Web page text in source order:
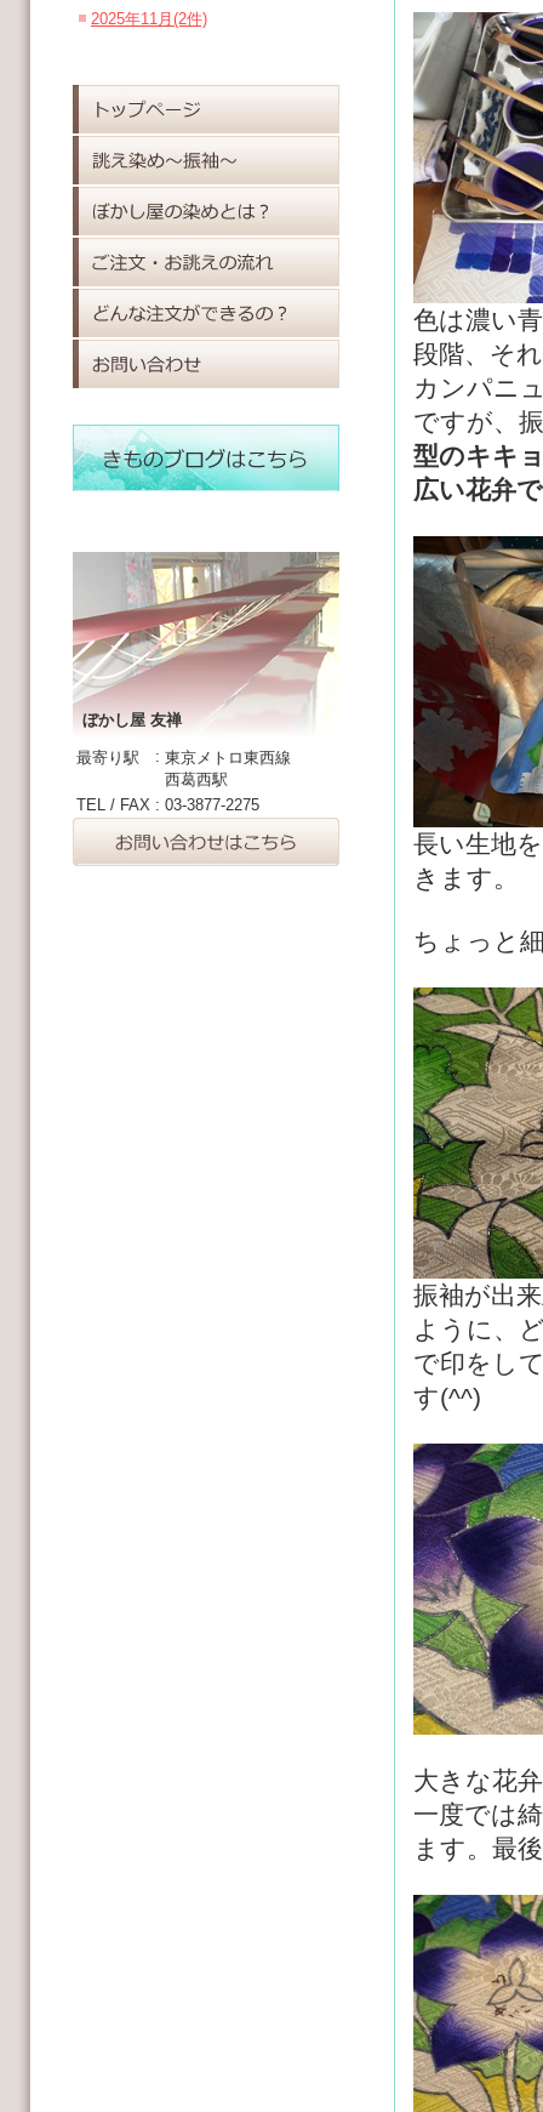
2025年11月(2件)
ぼかし屋 友禅
最寄り駅 : 東京メトロ東西線
西葛西駅
TEL / FAX : 03-3877-2275
色は濃い
段階、そ
カンパニ
ですが、
型のキキ
広い花弁
長い生地を
きます。
ちょっと
振袖が出
ように、
で印をし
す(^^)
大きな花
一度では
ます。最